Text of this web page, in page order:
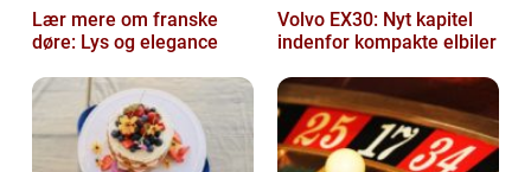
Lær mere om franske
døre: Lys og elegance
Volvo EX30: Nyt kapitel
indenfor kompakte elbiler